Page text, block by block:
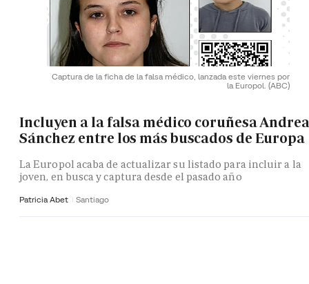
Captura de la ficha de la falsa médico, lanzada este viernes por
la Europol. (ABC)
Incluyen a la falsa médico coruñesa Andrea
Sánchez entre los más buscados de Europa
La Europol acaba de actualizar su listado para incluir a la
joven, en busca y captura desde el pasado año
Patricia Abet Santiago